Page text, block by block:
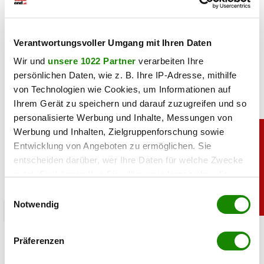
Verantwortungsvoller Umgang mit Ihren Daten
Wir und unsere 1022 Partner verarbeiten Ihre
persönlichen Daten, wie z. B. Ihre IP-Adresse, mithilfe
von Technologien wie Cookies, um Informationen auf
Ihrem Gerät zu speichern und darauf zuzugreifen und so
personalisierte Werbung und Inhalte, Messungen von
Werbung und Inhalten, Zielgruppenforschung sowie
Entwicklung von Angeboten zu ermöglichen. Sie
entscheiden darüber, wer Ihre Daten für welche Zwecke
Trigger Symbol ändern oder widerrufen
Informationen über Ihre geografische Lage
Notwendig
Präferenzen
begrüßte die Zuschauer beim Sturm-Spiel live aus der
„türkischen Hauptstadt” und meinte damit Istanbul.
sport
Heiß: Lindsey Vonn zeigt Traumfigur im Urlaub